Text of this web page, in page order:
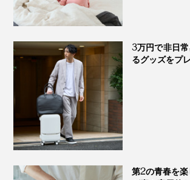
優しい肌触りのコットンに調温・調湿
重ねることで、下からの冷気をガード。
でもぽかぽかです。
3万円で非日
るグッズをプ
第2の青春を